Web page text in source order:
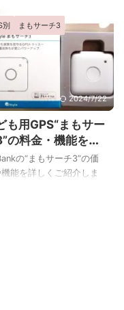
割引価格になります。
5,280円が4,928円になり
みもりGPSトーク公式&
サイト みもりGPSトーク
式&通販サイトはこちらか
もりGPSトークの関連記
もりGPSトークの関連記
こちらです⇒みもり -
no GPS 子ども用GPS
事 当サイトの人気記事
。ぜひご覧ください。
別 まもサーチ3
2024/7/22
も用GPS“まもサー
の料金・機能を詳
の“まもサーチ3”の価
能を詳しくご紹介しま